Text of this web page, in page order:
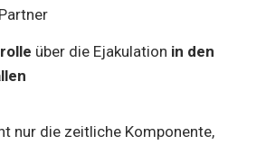
über die Ejakulation in den
nur die zeitliche Komponente,